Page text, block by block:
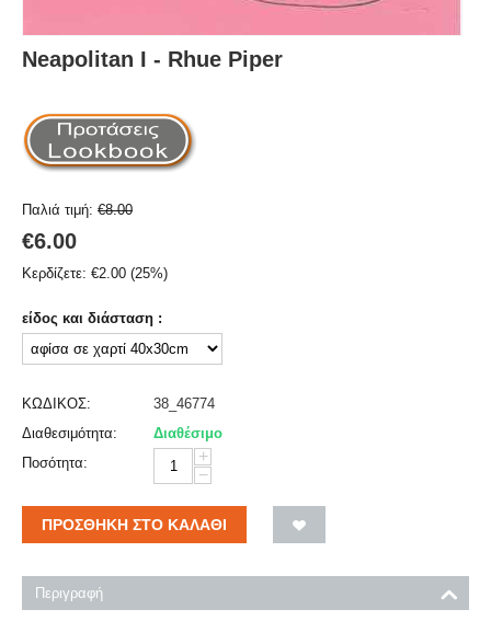
Neapolitan I - Rhue Piper
Παλιά τιμή: €8.00
€6.00
Κερδίζετε: €2.00 (25%)
είδος και διάσταση :
ΚΩΔΙΚΟΣ:
38_46774
Διαθεσιμότητα:
Διαθέσιμο
Ποσότητα:
+
−
ΠΡΟΣΘΉΚΗ ΣΤΟ ΚΑΛΆΘΙ
Περιγραφή